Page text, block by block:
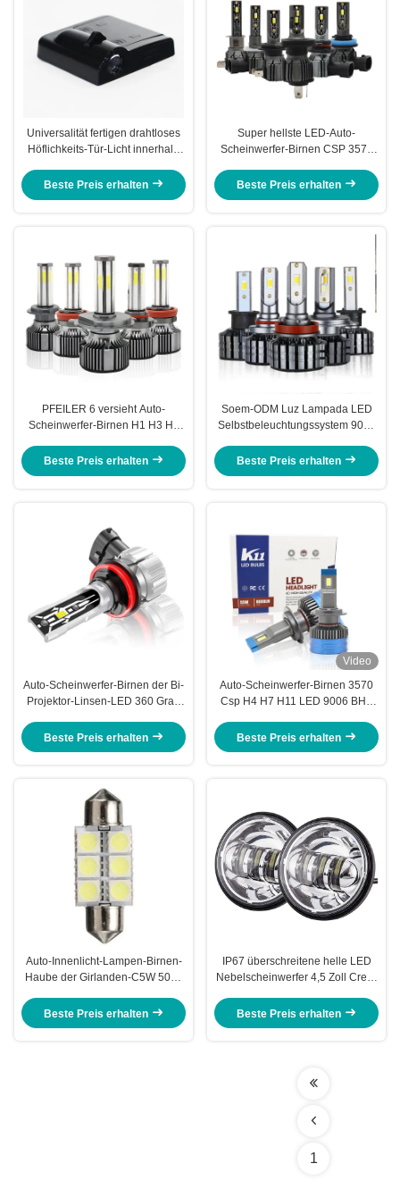
Universalität fertigen drahtloses
Höflichkeits-Tür-Licht innerhalb
DC4.5V besonders an
Beste Preis erhalten
Super hellste LED-Auto-
Scheinwerfer-Birnen CSP 3570
Beste Preis erhalten
PFEILER 6 versieht Auto-
Scheinwerfer-Birnen H1 H3 H4
N6 mit Seiten
Beste Preis erhalten
Soem-ODM Luz Lampada LED
Selbstbeleuchtungssystem 9012
880
Beste Preis erhalten
Auto-Scheinwerfer-Birnen der Bi-
Projektor-Linsen-LED 360 Grad
Beste Preis erhalten
Video
Auto-Scheinwerfer-Birnen 3570
Csp H4 H7 H11 LED 9006 BH4
Motorrad
Beste Preis erhalten
Auto-Innenlicht-Lampen-Birnen-
Haube der Girlanden-C5W 5050
12V 31mm 36mm 39mm 41mm
Beste Preis erhalten
IP67 überschreitene helle LED
Nebelscheinwerfer 4,5 Zoll Cree-
Licht
Beste Preis erhalten
1